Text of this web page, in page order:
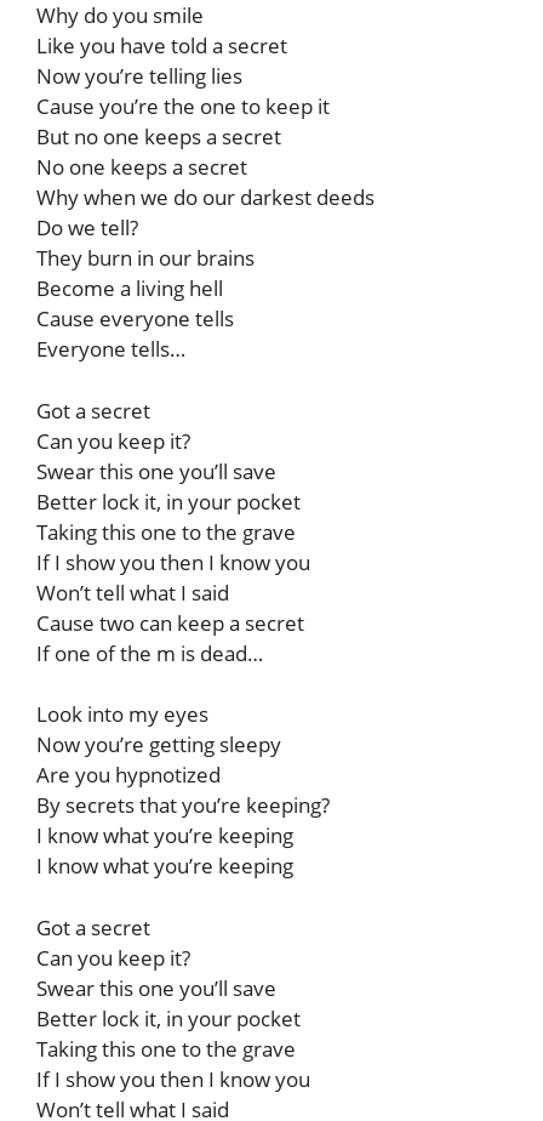
Why do you smile
Like you have told a secret
Now you’re telling lies
Cause you’re the one to keep it
But no one keeps a secret
No one keeps a secret
Why when we do our darkest deeds
Do we tell?
They burn in our brains
Become a living hell
Cause everyone tells
Everyone tells…
Got a secret
Can you keep it?
Swear this one you’ll save
Better lock it, in your pocket
Taking this one to the grave
If I show you then I know you
Won’t tell what I said
Cause two can keep a secret
If one of the m is dead…
Look into my eyes
Now you’re getting sleepy
Are you hypnotized
By secrets that you’re keeping?
I know what you’re keeping
I know what you’re keeping
Got a secret
Can you keep it?
Swear this one you’ll save
Better lock it, in your pocket
Taking this one to the grave
If I show you then I know you
Won’t tell what I said